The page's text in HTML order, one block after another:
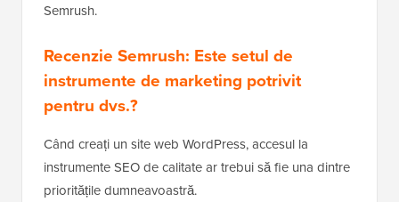
Semrush.
Recenzie Semrush: Este setul de
instrumente de marketing potrivit
pentru dvs.?
Când creați un site web WordPress, accesul la
instrumente SEO de calitate ar trebui să fie una dintre
prioritățile dumneavoastră.